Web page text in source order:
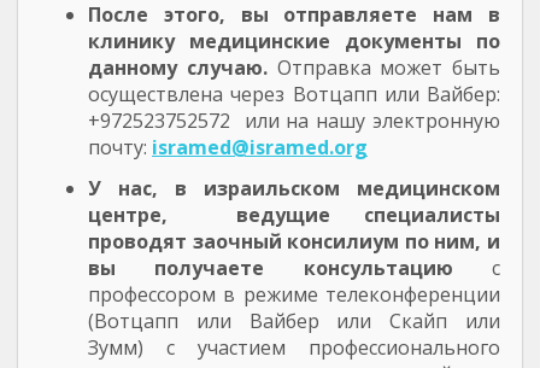
После этого, вы отправляете нам в
клинику медицинские документы по
данному случаю.Отправка может быть
осуществлена через Вотцапп или Вайбер:
+972523752572 или на нашу электронную
почту: isramed@isramed.org
У нас, в израильском медицинском
центре, ведущие специалисты
проводят заочный консилиум по ним, и
вы получаете консультацию с
профессором в режиме телеконференции
(Вотцапп или Вайбер или Скайп или
Зумм) с участием профессионального